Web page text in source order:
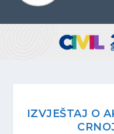
IZVJEŠTAJ O